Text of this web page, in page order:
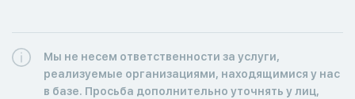
Мы не несем ответственности за услуги,
реализуемые организациями, находящимися у нас
в базе. Просьба дополнительно уточнять у лиц,